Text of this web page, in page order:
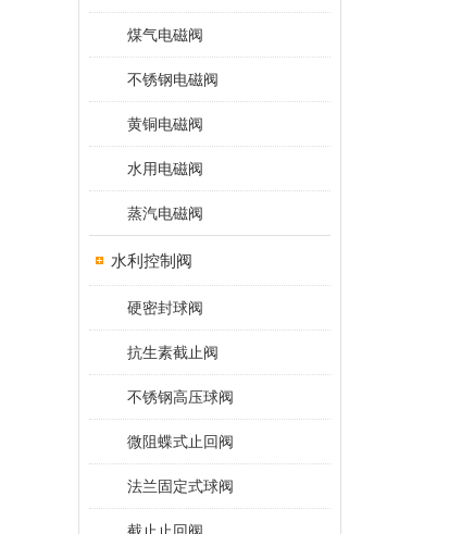
煤气电磁阀
不锈钢电磁阀
黄铜电磁阀
水用电磁阀
蒸汽电磁阀
水利控制阀
硬密封球阀
抗生素截止阀
不锈钢高压球阀
微阻蝶式止回阀
法兰固定式球阀